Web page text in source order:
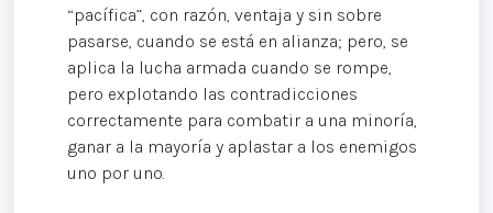
“pacífica”, con razón, ventaja y sin sobre
pasarse, cuando se está en alianza; pero, se
aplica la lucha armada cuando se rompe,
pero explotando las contradicciones
correctamente para combatir a una minoría,
ganar a la mayoría y aplastar a los enemigos
uno por uno.